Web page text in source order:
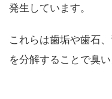
発生しています。
これらは歯垢や歯石
を分解することで臭